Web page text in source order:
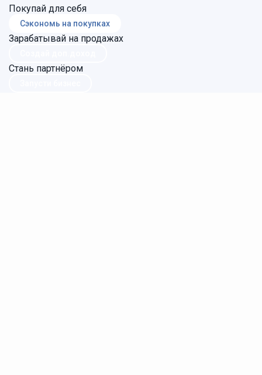
Покупай для себя
Сэкономь на покупках
Зарабатывай на продажах
Стань партнёром